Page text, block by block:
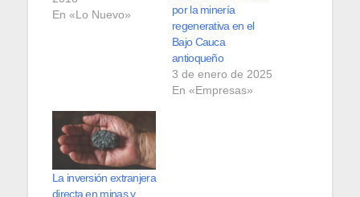
En «Lo Nuevo»
por la minería
regenerativa en el
Bajo Cauca
antioqueño
3 de enero de 2025
En «Empresas»
La inversión extranjera
directa en minas y